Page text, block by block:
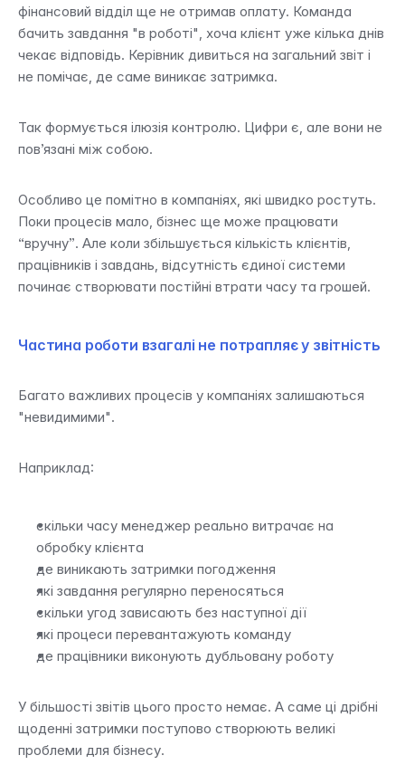
фінансовий відділ ще не отримав оплату. Команда
бачить завдання "в роботі", хоча клієнт уже кілька днів
чекає відповідь. Керівник дивиться на загальний звіт і
не помічає, де саме виникає затримка.
Так формується ілюзія контролю. Цифри є, але вони не
пов’язані між собою.
Особливо це помітно в компаніях, які швидко ростуть.
Поки процесів мало, бізнес ще може працювати
“вручну”. Але коли збільшується кількість клієнтів,
працівників і завдань, відсутність єдиної системи
починає створювати постійні втрати часу та грошей.
Частина роботи взагалі не потрапляє у звітність
Багато важливих процесів у компаніях залишаються
"невидимими".
Наприклад:
скільки часу менеджер реально витрачає на
обробку клієнта
де виникають затримки погодження
які завдання регулярно переносяться
скільки угод зависають без наступної дії
які процеси перевантажують команду
де працівники виконують дубльовану роботу
У більшості звітів цього просто немає. А саме ці дрібні
щоденні затримки поступово створюють великі
проблеми для бізнесу.